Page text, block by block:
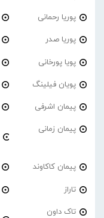
پوریا رحمانی
پوریا صدر
پویا پورخانی
پویان فیلینگ
پیمان اشرفی
پیمان زمانی
پیمان کاکاوند
تاراز
تاک داون